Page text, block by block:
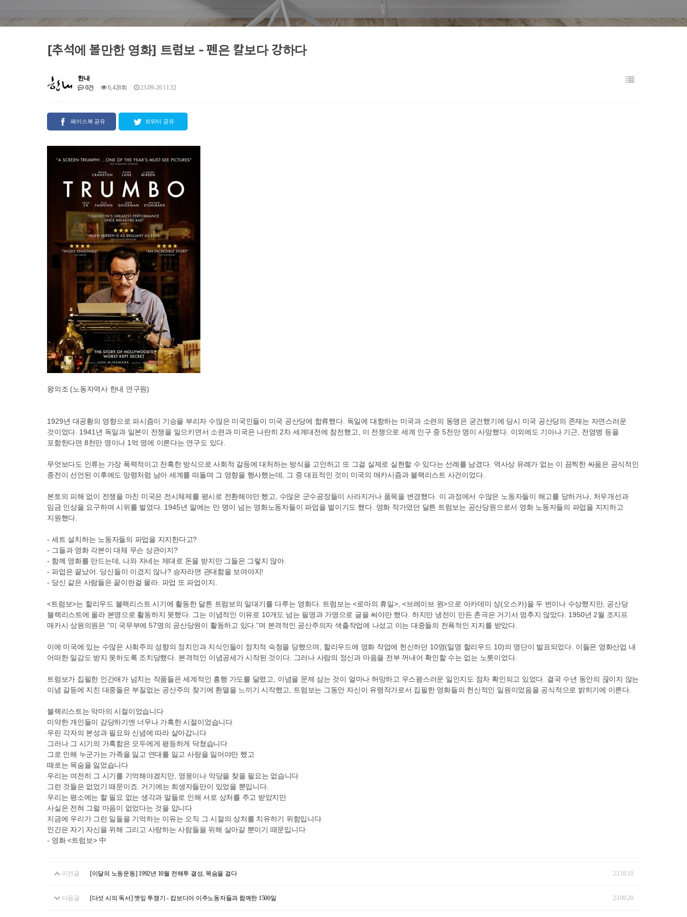
[추석에 볼만한 영화] 트럼보 - 펜은 칼보다 강하다
한내
0건
6,428회 23-09-26 11:32
페이스북 공유 트위터 공유
왕의조 (노동자역사 한내 연구원)
1929년 대공황의 영향으로 파시즘이 기승을 부리자 수많은 미국인들이 미국 공산당에 합류했다. 독일에 대항하는 미국과 소련의 동맹은 굳건했기에 당시 미국 공산당의 존재는 자연스러운
것이었다 . 1941 년 독일과 일본이 전쟁을 일으키면서 소련과 미국은 나란히 2차 세계대전에 참전했고 이 전쟁으로 세계 인구 중 5천만 명이 사망했다. 이외에도 기아나 기근
전염병 등을
포함한다면 8천만 명이나 1 억 명에 이른다는 연구도 있다
무엇보다도 인류는 가장 폭력적이고 잔혹한 방식으로 사회적 갈등에 대처하는 방식을 고안하고 또 그걸 실제로 실현할 수 있다는 선례를 남겼다. 역사상 유례가 없는 이 끔찍한 싸움은 공식적인
종전이 선언된 이후에도 망령처럼 남아 세계를 떠돌며 그 영향을 행사했는데
그 중 대표적인 것이 미국의 매카시즘과 블랙리스트 사건이었다.
본토의 피해 없이 전쟁을 마친 미국은 전시체제를 평시로 전환해야만 했고 수많은 군수공장들이 사라지거나 품목을 변경했다. 이 과정에서 수많은 노동자들이 해고를 당하거나, 처우개선과
임금 인상을 요구하며 시위를 벌였다. 1945년 말에는 만 명이 넘는 영화노동자들이 파업을 벌이기도 했다. 영화 작가였던 달튼 트럼보는 공산당원으로서 영화 노동자들의 파업을 지지하고
지원했다
- 세트 설치하는 노동자들의 파업을 지지한다고?
- 그들과 영화 각본이 대체 무슨 상관이지?
- 함께 영화를 만드는데 나와 자네는 제대로 돈을 받지만 그들은 그렇지 않아.
- 파업은 끝났어 당신들이 이겼지 않나? 승자라면 관대함을 보여야지!
- 당신 같은 사람들은 끝이란걸 몰라. 파업 또 파업이지
<트럼보>는 할리우드 블랙리스트 시기에 활동한 달튼 트럼보의 일대기를 다루는 영화다. 트럼보는<로마의 휴일>, <브레이브 원>으로 아카데미 상(오스카)을 두 번이나 수상했지만, 공산당
블랙리스트에 올라 본명으로 활동하지 못했다. 그는 이념적인 이유로 10개도 넘는 필명과 가명으로 글을 써야만 했다. 하지만 냉전이 만든 촌극은 거기서 멈추지 않았다. 1950년 2월 조지프
매카시 상원의원은 “미 국무부에 57명의 공산당원이 활동하고 있다 .”며 본격적인 공산주의자 색출작업에 나섰고 이는 대중들의 전폭적인 지지를 받았다.
이에 미국에 있는 수많은 사회주의 성향의 정치인과 지식인들이 정치적 숙청을 당했으며 할리우드에 영화 작업에 헌신하던 10명(일명 할리우드 10)의 명단이 발표되었다. 이들은 영화산업 내
어떠한 일감도 받지 못하도록 조치당했다. 본격적인 이념공세가 시작된 것이다. 그러나 사람의 정신과 마음을 전부 꺼내어 확인할 수는 없는 노릇이었다.
트럼보가 집필한 인간애가 넘치는 작품들은 세계적인 흥행 가도를 달렸고 이념을 문제 삼는 것이 얼마나 허망하고 우스꽝스러운 일인지도 점차 확인되고 있었다 결국 수년 동안의 끊이지 않는
이념 갈등에 지친 대중들은 부질없는 공산주의 찾기에 환멸을 느끼기 시작했고
트럼보는 그동안 자신이 유령작가로서 집필한 영화들의 헌신적인 일원이었음을 공식적으로 밝히기에 이른다.
블랙리스트는 악마의 시절이었습니다
미약한 개인들이 감당하기엔 너무나 가혹한 시절이었습니다
우린 각자의 본성과 필요와 신념에 따라 살아갑니다
그러나 그 시기의 가혹함은 모두에게 평등하게 닥쳤습니다
그로 인해 누군가는 가족을 잃고 연대를 잃고 사랑을 잃어야만 했고
때로는 목숨을 잃었습니다
우리는 여전히 그 시기를 기억해야겠지만, 영웅이나 악당을 찾을 필요는 없습니다
그런 것들은 없었기 때문이죠 거기에는 희생자들만이 있었을 뿐입니다.
우리는 평소에는 할 필요 없는 생각과 말들로 인해 서로 상처를 주고 받았지만
사실은 전혀 그럴 마음이 없었다는 것을 압니다
지금에 우리가 그런 일들을 기억하는 이유는 오직 그 시절의 상처를 치유하기 위함입니다
인간은 자기 자신을 위해 그리고 사랑하는 사람들을 위해 살아갈 뿐이기 때문입니다
- 영화<트럼보> 中
이전글 [이달의 노동운동] 1992년 10월 전해투 결성, 목숨을 걸다 23.10.10
다음글 [다섯 시의 독서] 깻잎 투쟁기 - 캄보디아 이주노동자들과 함께한 1500일 23.09.20